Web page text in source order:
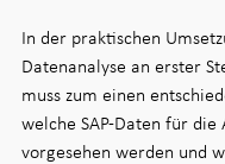
In der praktischen
Datenanalyse an erster
muss zum einen
welche SAP-Daten für die
vorgesehen werden und